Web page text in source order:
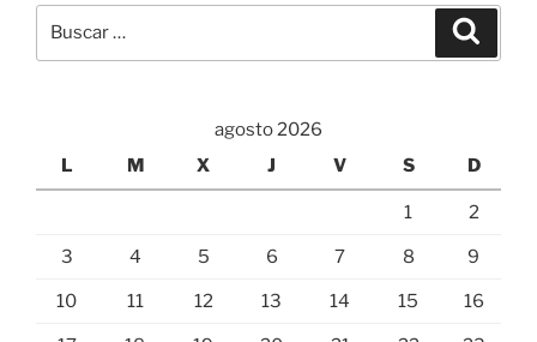
por:
agosto 2026
L
M X J V S D
1 2
3 4 5 6 7 8 9
10 11 12 13 14 15 16